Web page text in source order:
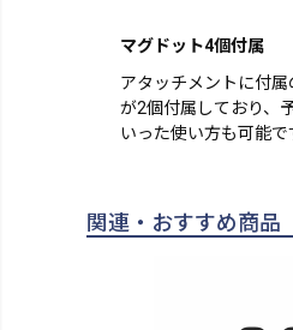
マグドット4個付属
アタッチメントに付
が2個付属しており、
いった使い方も可能で
関連・おすすめ商品